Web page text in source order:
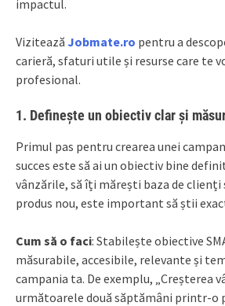
impactul.
Vizitează Jobmate.ro pentru a
carieră, sfaturi utile și resurse care te
profesional.
1. Definește un obiectiv clar și
Primul pas pentru crearea unei
succes este să ai un obiectiv bine
vânzările, să îți mărești baza de clienți
produs nou, este important să știi
Cum să o faci: Stabilește obiective
măsurabile, accesibile, relevante și
campania ta. De exemplu, „Creșterea
următoarele două săptămâni printr-o